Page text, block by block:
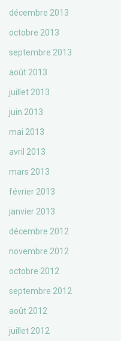
décembre 2013
octobre 2013
septembre 2013
août 2013
juillet 2013
juin 2013
mai 2013
avril 2013
mars 2013
février 2013
janvier 2013
décembre 2012
novembre 2012
octobre 2012
septembre 2012
août 2012
juillet 2012